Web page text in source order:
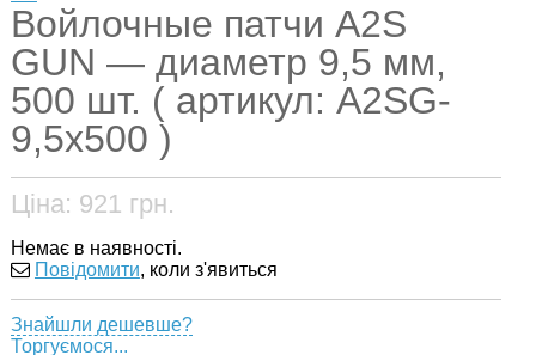
Войлочные патчи A2S
GUN — диаметр 9,5 мм,
500 шт. ( артикул: A2SG-
9,5x500 )
Ціна: 921 грн.
Немає в наявності.
Повідомити, коли з'явиться
Знайшли дешевше?
Торгуємося...